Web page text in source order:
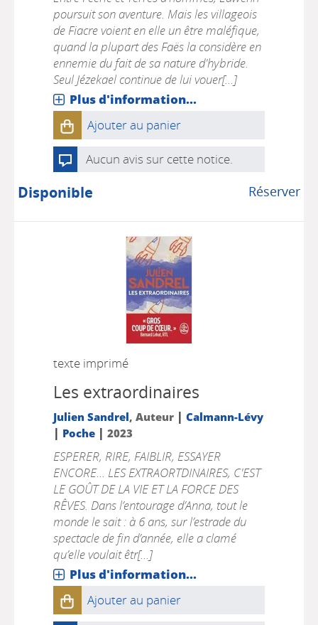
poursuit son aventure. Mais les villageois
de Fiacre voient en elle un être maléfique,
quand la plupart des Faës la considère en
ennemie du fait de sa nature d'hybride.
Seul Jézekael continue de lui vouer[...]
Plus d'information...
Ajouter au panier
Aucun avis sur cette notice.
Réserver
Disponible
texte imprimé
Les extraordinaires
Julien Sandrel, Auteur | Calmann-Lévy
| Poche| 2023
ESPERER, RIRE, FAIBLIR, ESSAYER
ENCORE... LES EXTRAORTDINAIRES, C'EST
LE GOÛT DE LA VIE ET LA FORCE DES
RÊVES. Dans l’entourage d’Anna, tout le
monde le sait : à 6 ans, sur l’estrade du
spectacle de fin d’année, elle a clamé
qu’elle voulait êtr[...]
Plus d'information...
Ajouter au panier